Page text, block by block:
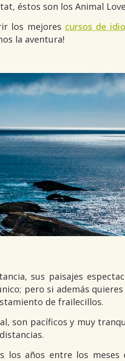
éstos son los Animal
los mejores cursos de
la aventura!
sus paisajes
pero si además
de frailecillos.
son pacíficos y muy
los años entre los meses